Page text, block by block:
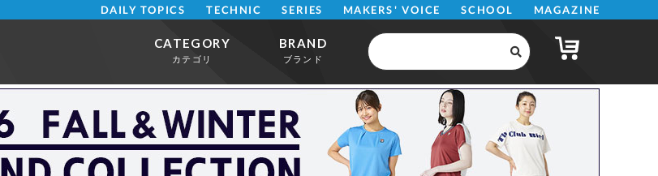
DAILY TOPICS TECHNIC SERIES MAKERS' VOICE SCHOOL MAGAZINE
CATEGORY
カテゴリ
BRAND
ブランド